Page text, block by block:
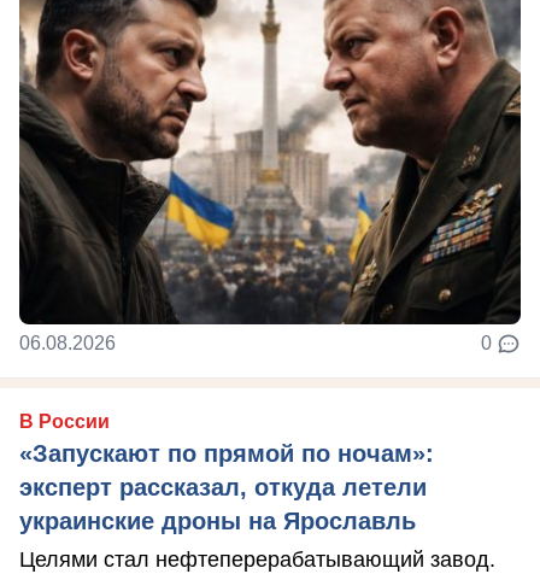
06.08.2026 0
В России
«Запускают по прямой по ночам»:
эксперт рассказал, откуда летели
украинские дроны на Ярославль
Целями стал нефтеперерабатывающий завод.